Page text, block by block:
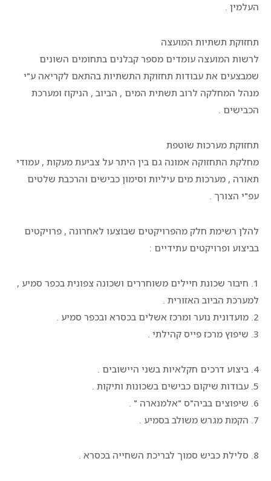
העלמין .
תחזוקת תשתיות המועצה
לרשות המועצה עומדים מספר קבלנים בתחומים השונים
שמבצעים את עבודות תחזוקת התשתיות בהתאם לקריאה ע"י
מנהל המחלקה לרוב תשתית המים , הביוב , הניקוז ומערכת
הכבישים .
תחזוקת מערכות שוטפת
מחלקת התחזוקה אמונה גם בין היתר על צביעת מעקות , עמודי
תאורה , מערכות מים עיליות וסימון כבישים והרכבת שלטים
עפ"י הצורך .
להלן רשימת חלק מהפרויקטים שבוצעו לאחרונה , פרויקטים
בביצוע ופרויקטים עתידיים :
1. חיבור שכונת חיילים משוחררים ושכונה צפונית בכפר סמיע ,
למערכת הביוב האזורית .
2. מועדונית נוער ומרכז אשלים בכסרא ובכפר סמיע .
3. שיפוץ מרכז פייס קהילתי .
4. ביצוע דרכים חקלאיות בשני היישובים .
5. עבודות שיקום כבישים בשכונות ותיקות .
6. שיפוצים בביה"ס "אלמנארה " .
7. הקמת מגרש משולב בסמיע .
8. סלילת כביש סמוך לבריכת השחייה בכסרא .